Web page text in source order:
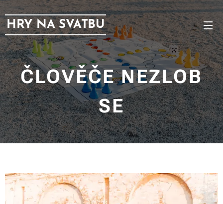
HRY NA SVATBU
ČLOVĚČE NEZLOB
SE